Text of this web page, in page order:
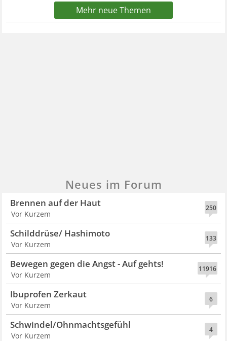
Mehr neue Themen
Neues im Forum
250
Brennen auf der Haut
Vor Kurzem
133
Schilddrüse/ Hashimoto
Vor Kurzem
11916
Bewegen gegen die Angst - Auf gehts!
Vor Kurzem
6
Ibuprofen Zerkaut
Vor Kurzem
4
Schwindel/Ohnmachtsgefühl
Vor Kurzem